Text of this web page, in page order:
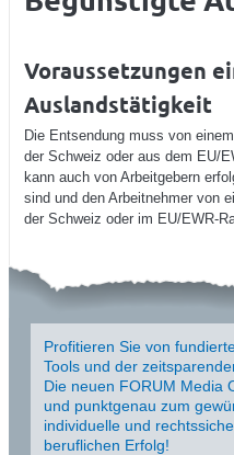
Voraussetzungen
Auslandstätigkeit
Die Entsendung muss von
der Schweiz oder aus dem EU/
kann auch von Arbeitgebern
sind und den Arbeitnehmer von
der Schweiz oder im EU/EWR-
Profitieren Sie von
Tools und der
Die neuen FORUM Media
und punktgenau zum
individuelle und
beruflichen Erfolg!